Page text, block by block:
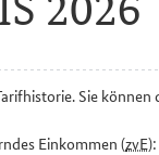
Sie
Einkommen (zvE):